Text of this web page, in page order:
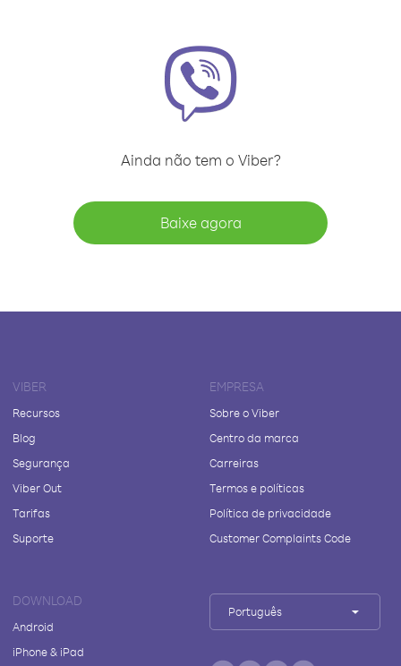
Ainda não tem o Viber?
Baixe agora
VIBER
Recursos
Blog
Segurança
Viber Out
Tarifas
Suporte
EMPRESA
Sobre o Viber
Centro da marca
Carreiras
Termos e políticas
Política de privacidade
Customer Complaints Code
DOWNLOAD
Android
iPhone & iPad
Português